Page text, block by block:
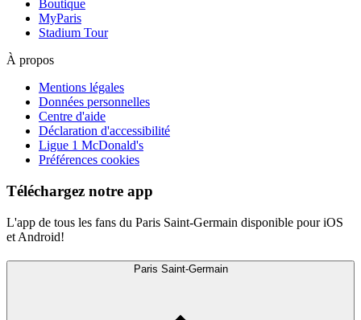
Boutique
MyParis
Stadium Tour
À propos
Mentions légales
Données personnelles
Centre d'aide
Déclaration d'accessibilité
Ligue 1 McDonald's
Préférences cookies
Téléchargez notre app
L'app de tous les fans du Paris Saint-Germain disponible pour iOS
et Android!
Paris Saint-Germain